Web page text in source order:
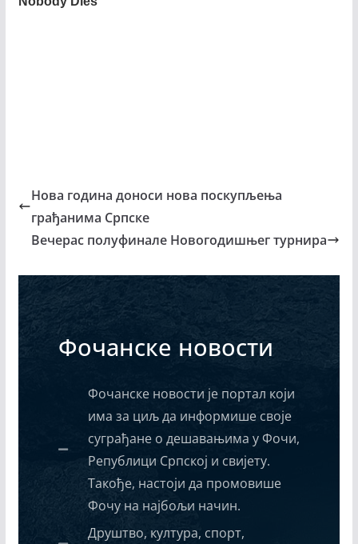
Нова година доноси нова поскупљења
грађанима Српске
Вечерас полуфинале Новогодишњег турнира
Фочанске новости
Фочанске новости је портал који
има за циљ да информише своје
суграђане о дешавањима у Фочи,
Републици Српској и свијету.
Такође, настоји да промовише
Фочу на најбољи начин.
Друштво, култура, спорт,